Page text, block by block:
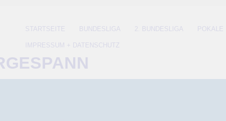
STARTSEITE BUNDESLIGA 2. BUNDESLIGA POKALE
IMPRESSUM + DATENSCHUTZ